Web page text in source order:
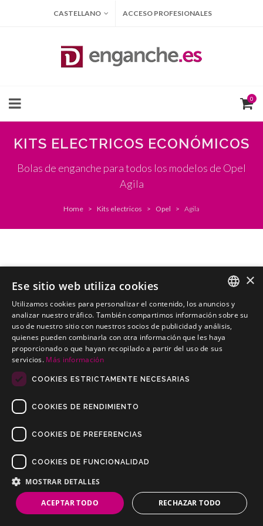
CASTELLANO ACCESO PROFESIONALES
0
KITS ELECTRICOS ECONÓMICOS
Bolas de enganche para todos los modelos de Opel
Agila
Home Kits electricos Opel Agila
OPEL Agila Turismo
Kits electricos económicos para OPEL Agila Turismo
Copyrights © 2019 Todos los Derechos Reservados Dilusur, S.L.
Condiciones de Venta /
Política de Privacidad
/Política de Cookies
SPANISH
PORTUGUESE
×
Ese sitio web utiliza cookies
Utilizamos cookies para personalizar el contenido, los anuncios y
analizar nuestro tráfico. También compartimos información sobre su
uso de nuestro sitio con nuestros socios de publicidad y análisis,
quienes pueden combinarla con otra información que les haya
proporcionado o que hayan recopilado a partir del uso de sus
servicios. Más información
COOKIES ESTRICTAMENTE NECESARIAS
COOKIES DE RENDIMIENTO
COOKIES DE PREFERENCIAS
COOKIES DE FUNCIONALIDAD
MOSTRAR DETALLES
ACEPTAR TODO RECHAZAR TODO